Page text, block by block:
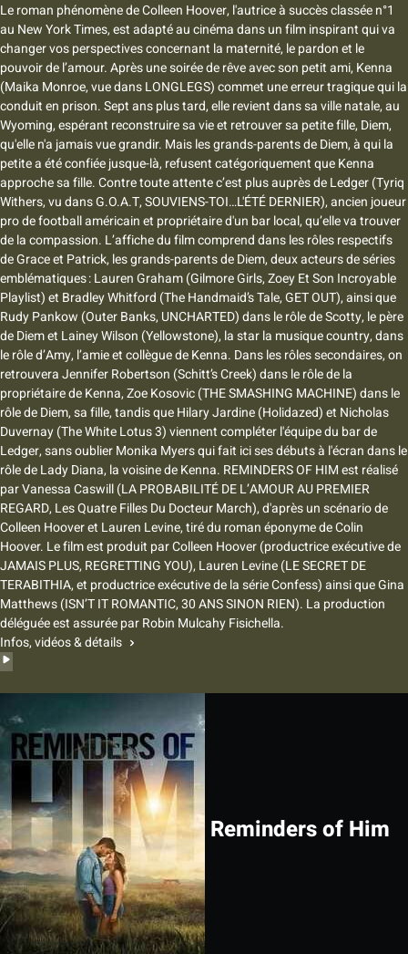
Le roman phénomène de Colleen Hoover, l'autrice à succès classée n°1
au New York Times, est adapté au cinéma dans un film inspirant qui va
changer vos perspectives concernant la maternité, le pardon et le
pouvoir de l’amour. Après une soirée de rêve avec son petit ami, Kenna
(Maika Monroe, vue dans LONGLEGS) commet une erreur tragique qui la
conduit en prison. Sept ans plus tard, elle revient dans sa ville natale, au
Wyoming, espérant reconstruire sa vie et retrouver sa petite fille, Diem,
qu'elle n'a jamais vue grandir. Mais les grands-parents de Diem, à qui la
petite a été confiée jusque-là, refusent catégoriquement que Kenna
approche sa fille. Contre toute attente c’est plus auprès de Ledger (Tyriq
Withers, vu dans G.O.A.T, SOUVIENS-TOI…L'ÉTÉ DERNIER), ancien joueur
pro de football américain et propriétaire d'un bar local, qu’elle va trouver
de la compassion. L’affiche du film comprend dans les rôles respectifs
de Grace et Patrick, les grands-parents de Diem, deux acteurs de séries
emblématiques : Lauren Graham (Gilmore Girls, Zoey Et Son Incroyable
Playlist) et Bradley Whitford (The Handmaid’s Tale, GET OUT), ainsi que
Rudy Pankow (Outer Banks, UNCHARTED) dans le rôle de Scotty, le père
de Diem et Lainey Wilson (Yellowstone), la star la musique country, dans
le rôle d’Amy, l’amie et collègue de Kenna. Dans les rôles secondaires, on
retrouvera Jennifer Robertson (Schitt’s Creek) dans le rôle de la
propriétaire de Kenna, Zoe Kosovic (THE SMASHING MACHINE) dans le
rôle de Diem, sa fille, tandis que Hilary Jardine (Holidazed) et Nicholas
Duvernay (The White Lotus 3) viennent compléter l'équipe du bar de
Ledger, sans oublier Monika Myers qui fait ici ses débuts à l'écran dans le
rôle de Lady Diana, la voisine de Kenna. REMINDERS OF HIM est réalisé
par Vanessa Caswill (LA PROBABILITÉ DE L’AMOUR AU PREMIER
REGARD, Les Quatre Filles Du Docteur March), d'après un scénario de
Colleen Hoover et Lauren Levine, tiré du roman éponyme de Colin
Hoover. Le film est produit par Colleen Hoover (productrice exécutive de
JAMAIS PLUS, REGRETTING YOU), Lauren Levine (LE SECRET DE
TERABITHIA, et productrice exécutive de la série Confess) ainsi que Gina
Matthews (ISN’T IT ROMANTIC, 30 ANS SINON RIEN). La production
déléguée est assurée par Robin Mulcahy Fisichella.
Infos, vidéos & détails
Reminders of Him